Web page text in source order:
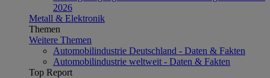
2026
Metall & Elektronik
Themen
Weitere Themen
Automobilindustrie Deutschland - Daten & Fakten
Automobilindustrie weltweit - Daten & Fakten
Top Report